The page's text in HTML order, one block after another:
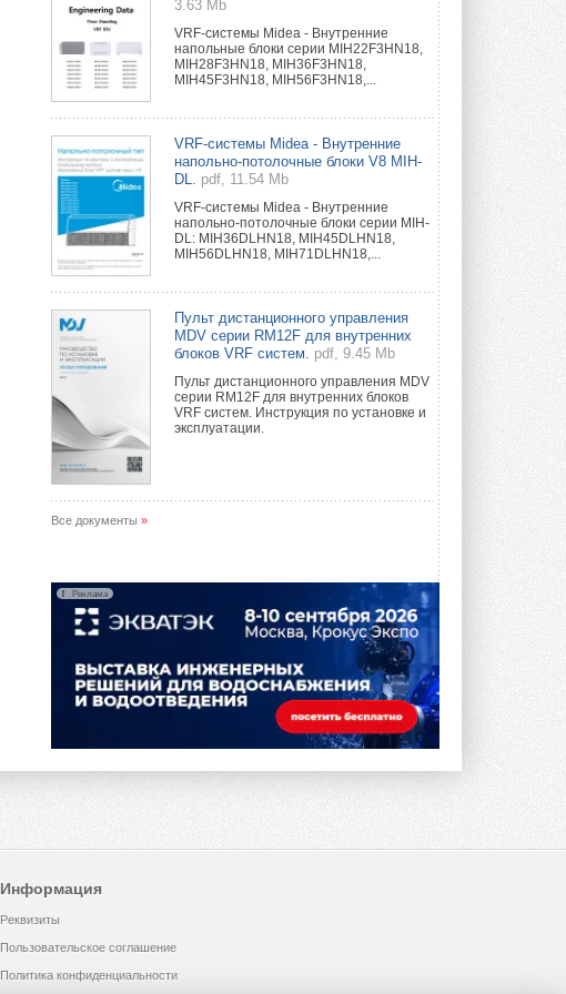
3.63 Mb
VRF-системы Midea - Внутренние
напольные блоки серии MIH22F3HN18,
MIH28F3HN18, MIH36F3HN18,
MIH45F3HN18, MIH56F3HN18,...
VRF-системы Midea - Внутренние
напольно-потолочные блоки V8 MIH-
DL.
pdf, 11.54 Mb
VRF-системы Midea - Внутренние
напольно-потолочные блоки серии MIH-
DL: MIH36DLHN18, MIH45DLHN18,
MIH56DLHN18, MIH71DLHN18,...
Пульт дистанционного управления
MDV серии RM12F для внутренних
блоков VRF систем.
pdf, 9.45 Mb
Пульт дистанционного управления MDV
серии RM12F для внутренних блоков
VRF систем. Инструкция по установке и
эксплуатации.
Все документы »
Реклама
Информация
Реквизиты
Пользовательское соглашение
Политика конфиденциальности